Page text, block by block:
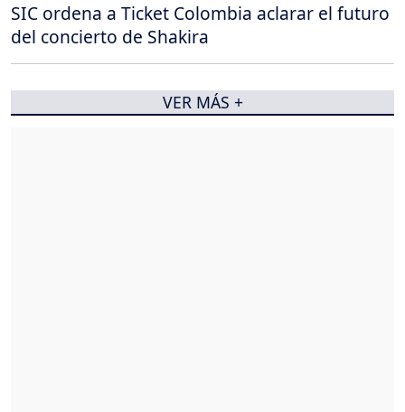
SIC ordena a Ticket Colombia aclarar el futuro
del concierto de Shakira
VER MÁS +